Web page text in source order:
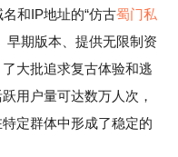
和IP地址的“仿古蜀门私
早期版本、提供无限制资
大批追求复古体验和逃
用户量可达数万人次，
定群体中形成了稳定的